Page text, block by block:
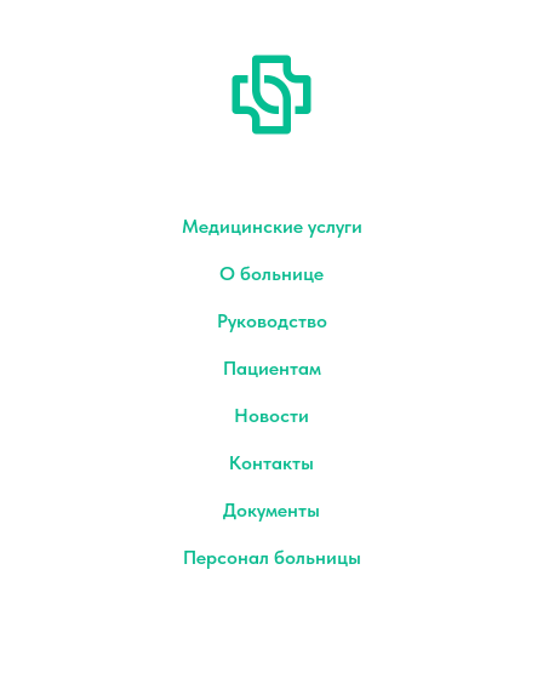
Медицинские услуги
О больнице
Руководство
Пациентам
Новости
Контакты
Документы
Персонал больницы